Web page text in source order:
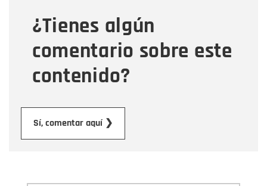
¿Tienes algún
comentario sobre este
contenido?
Sí, comentar aquí ❯
Mensaje